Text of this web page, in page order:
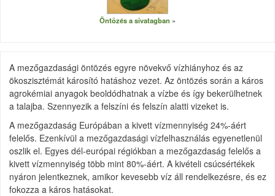
Öntözés a sivatagban
A mezőgazdasági öntözés egyre növekvő vízhiányhoz és az
ökoszisztémát károsító hatáshoz vezet. Az öntözés során a káros
agrokémiai anyagok beoldódhatnak a vízbe és így bekerülhetnek
a talajba. Szennyezik a felszíni és felszín alatti vizeket is.
A mezőgazdaság Európában a kivett vízmennyiség 24%-áért
felelős. Ezenkívül a mezőgazdasági vízfelhasználás egyenetlenül
oszlik el. Egyes dél-európai régiókban a mezőgazdaság felelős a
kivett vízmennyiség több mint 80%-áért. A kivételi csúcsértékek
nyáron jelentkeznek, amikor kevesebb víz áll rendelkezésre, és ez
fokozza a káros hatásokat.